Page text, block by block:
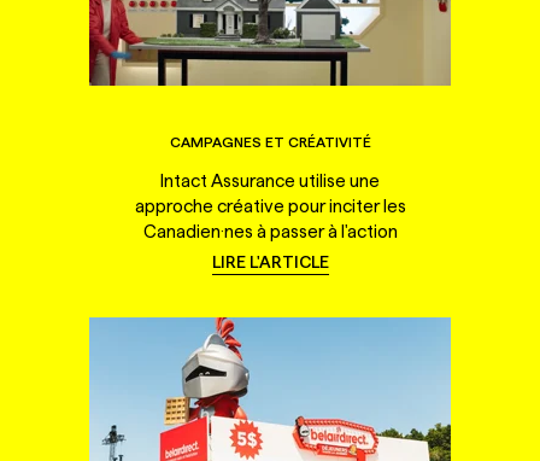
CAMPAGNES ET CRÉATIVITÉ
Intact Assurance utilise une
approche créative pour inciter les
Canadien·nes à passer à l'action
LIRE L'ARTICLE